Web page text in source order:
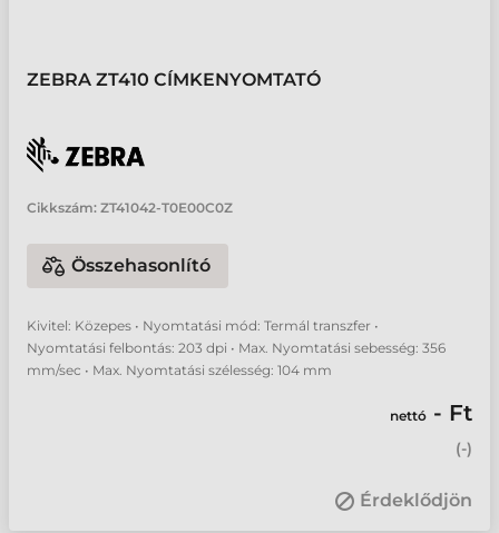
ZEBRA ZT410 CÍMKENYOMTATÓ
Cikkszám: ZT41042-T0E00C0Z
Összehasonlító
Kivitel: Közepes • Nyomtatási mód: Termál transzfer •
Nyomtatási felbontás: 203 dpi • Max. Nyomtatási sebesség: 356
mm/sec • Max. Nyomtatási szélesség: 104 mm
nettó - Ft
(-)
Érdeklődjön